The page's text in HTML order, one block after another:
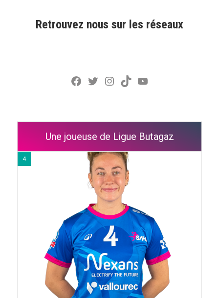
Retrouvez nous sur les réseaux
Facebook
Twitter
Instagram
TikTokYouTube
Une joueuse de Ligue Butagaz
4